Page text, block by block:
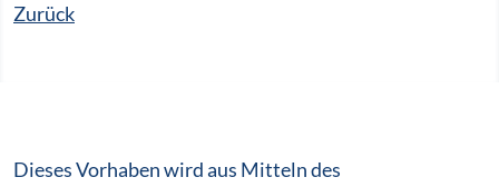
Zurück
Dieses Vorhaben wird aus Mitteln des